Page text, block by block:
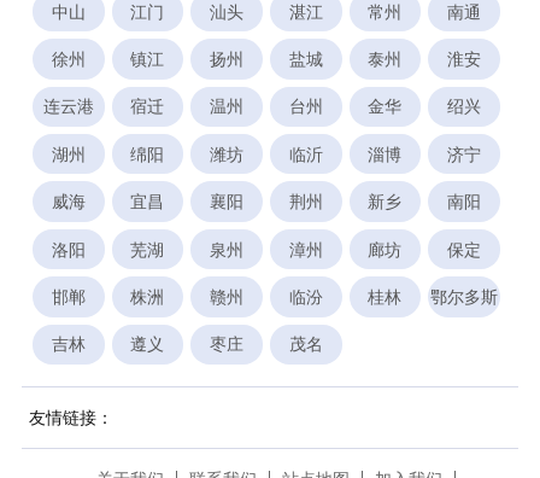
中山 江门 汕头 湛江 常州 南通
徐州 镇江 扬州 盐城 泰州 淮安
连云港 宿迁 温州 台州 金华 绍兴
湖州 绵阳 潍坊 临沂 淄博 济宁
威海 宜昌 襄阳 荆州 新乡 南阳
洛阳 芜湖 泉州 漳州 廊坊 保定
邯郸 株洲 赣州 临汾 桂林 鄂尔多斯
吉林 遵义 枣庄 茂名
友情链接：